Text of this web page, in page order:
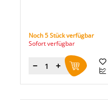
Noch 5 Stück verfügbar
Sofort verfügbar
Menge